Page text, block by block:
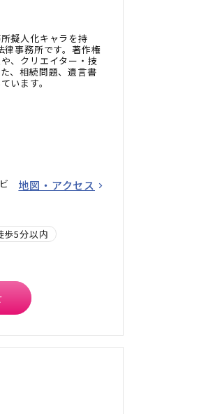
擬人化キャラを持
律事務所です。著作権
、クリエイター・技
、相続問題、遺言書
います。
地図・アクセス
歩5分以内